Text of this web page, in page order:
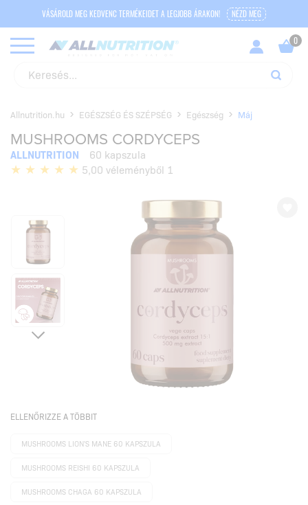
VÁSÁROLD MEG KEDVENC TERMÉKEIDET A LEGJOBB ÁRAKON! NÉZD MEG
Allnutrition.hu EGÉSZSÉG ÉS SZÉPSÉG Egészség Máj
MUSHROOMS CORDYCEPS
ALLNUTRITION
60 kapszula
5,00 véleményből 1
ELLENŐRIZZE A TÖBBIT
MUSHROOMS LION'S MANE 60 KAPSZULA
MUSHROOMS REISHI 60 KAPSZULA
MUSHROOMS CHAGA 60 KAPSZULA